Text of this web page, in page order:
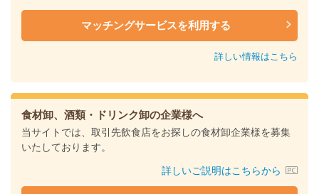
マッチングサービスを利用する
詳しい情報はこちら
食材卸、酒類・ドリンク卸の企業様へ
当サイトでは、取引先飲食店をお探しの食材卸企業様を募集
いたしております。
詳しいご説明はこちらから